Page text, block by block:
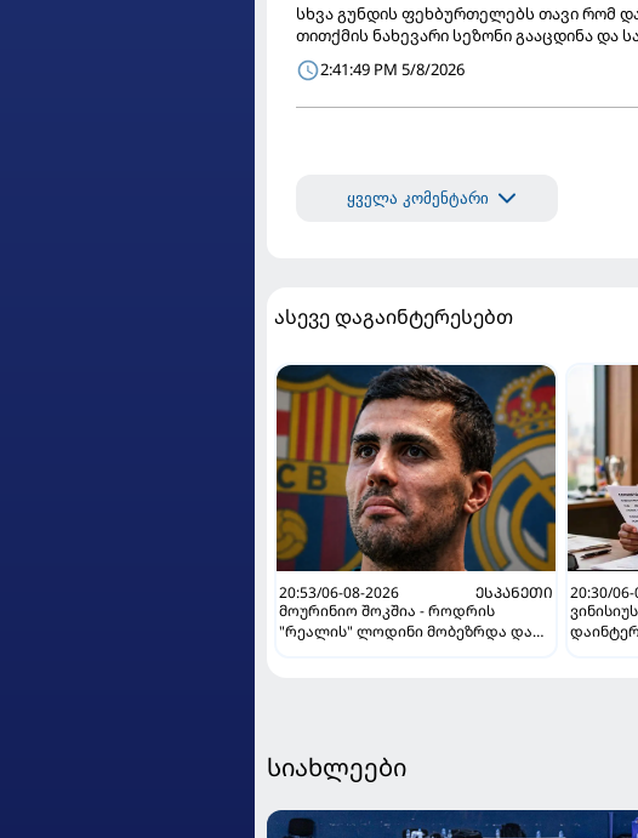
სხვა გუნდის ფეხბურთელებს თავი რომ
თითქმის ნახევარი სეზონი გააცდინა და
2:41:49 PM 5/8/2026
ყველა კომენტარი
ასევე დაგაინტერესებთ
20:53/06-08-2026
ᲔᲡᲞᲐᲜᲔᲗᲘ
მოურინიო შოკშია - როდრის
"რეალის" ლოდინი მობეზრდა და
20:30/
სიახლეები